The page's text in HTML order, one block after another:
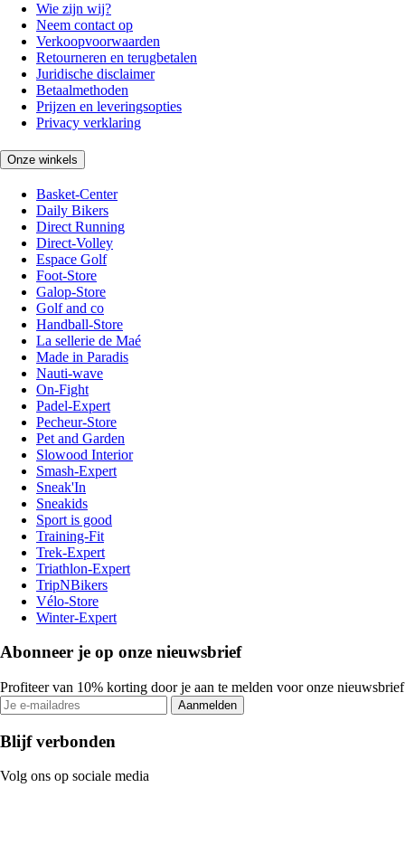
Wie zijn wij?
Neem contact op
Verkoopvoorwaarden
Retourneren en terugbetalen
Juridische disclaimer
Betaalmethoden
Prijzen en leveringsopties
Privacy verklaring
Onze winkels
Basket-Center
Daily Bikers
Direct Running
Direct-Volley
Espace Golf
Foot-Store
Galop-Store
Golf and co
Handball-Store
La sellerie de Maé
Made in Paradis
Nauti-wave
On-Fight
Padel-Expert
Pecheur-Store
Pet and Garden
Slowood Interior
Smash-Expert
Sneak'In
Sneakids
Sport is good
Training-Fit
Trek-Expert
Triathlon-Expert
TripNBikers
Vélo-Store
Winter-Expert
Abonneer je op onze nieuwsbrief
Profiteer van 10% korting door je aan te melden voor onze nieuwsbrief
Aanmelden
Blijf verbonden
Volg ons op sociale media